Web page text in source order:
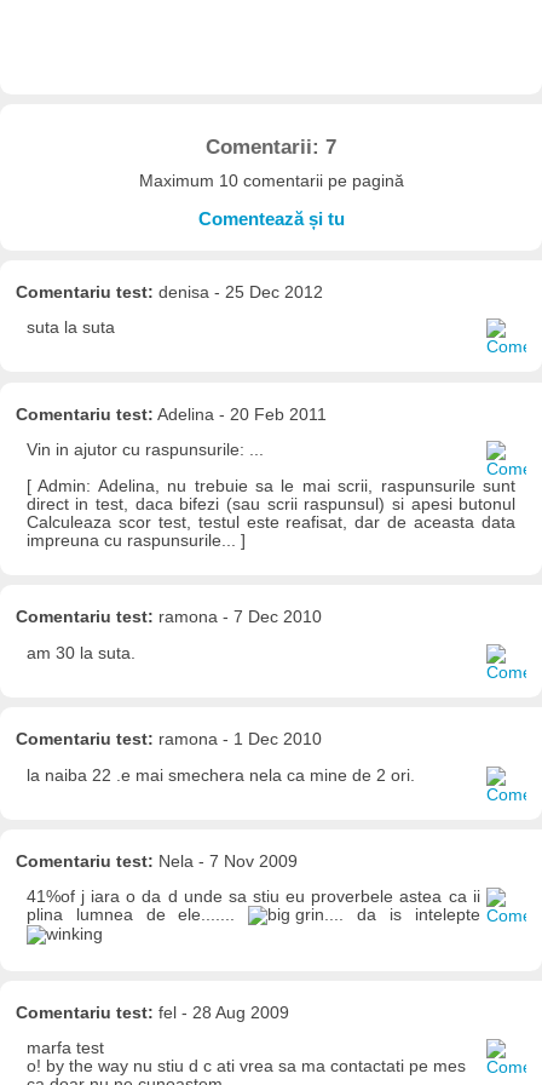
Comentarii: 7
Maximum 10 comentarii pe pagină
Comentează și tu
Comentariu test: denisa - 25 Dec 2012
suta la suta
Comentariu test: Adelina - 20 Feb 2011
Vin in ajutor cu raspunsurile: ...
[ Admin: Adelina, nu trebuie sa le mai scrii, raspunsurile sunt
direct in test, daca bifezi (sau scrii raspunsul) si apesi butonul
Calculeaza scor test, testul este reafisat, dar de aceasta data
impreuna cu raspunsurile... ]
Comentariu test: ramona - 7 Dec 2010
am 30 la suta.
Comentariu test: ramona - 1 Dec 2010
la naiba 22 .e mai smechera nela ca mine de 2 ori.
Comentariu test: Nela - 7 Nov 2009
41%of j iara o da d unde sa stiu eu proverbele astea ca ii
plina lumnea de ele.......
.... da is intelepte
Comentariu test: fel - 28 Aug 2009
marfa test
o! by the way nu stiu d c ati vrea sa ma contactati pe mes